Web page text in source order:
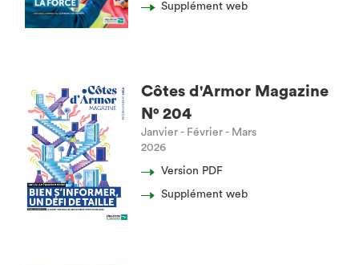
Supplément web
Côtes d'Armor Magazine
N° 204
Janvier - Février - Mars
2026
Version PDF
Supplément web